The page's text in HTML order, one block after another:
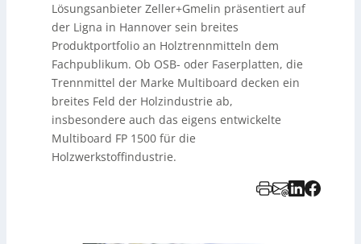
Lösungsanbieter Zeller+Gmelin präsentiert auf
der Ligna in Hannover sein breites
Produktportfolio an Holztrennmitteln dem
Fachpublikum. Ob OSB- oder Faserplatten, die
Trennmittel der Marke Multiboard decken ein
breites Feld der Holzindustrie ab,
insbesondere auch das eigens entwickelte
Multiboard FP 1500 für die
Holzwerkstoffindustrie.